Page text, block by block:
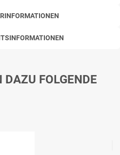
FOLGENDE